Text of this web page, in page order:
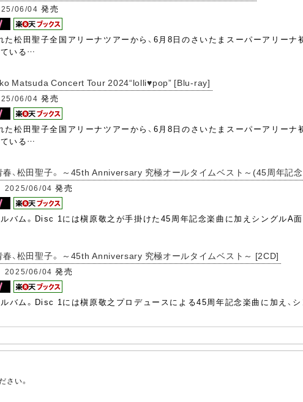
06/04 発売
松田聖子全国アリーナツアーから、6月8日のさいたまスーパーアリー
いる…
Matsuda Concert Tour 2024“lolli♥pop” [Blu-ray]
06/04 発売
松田聖子全国アリーナツアーから、6月8日のさいたまスーパーアリー
いる…
春、松田聖子。 ～45th Anniversary 究極オールタイムベスト～(45周年記
2025/06/04 発売
ルバム。Disc 1には槇原敬之が手掛けた45周年記念楽曲に加えシングル
、松田聖子。 ～45th Anniversary 究極オールタイムベスト～ [2CD]
2025/06/04 発売
ルバム。Disc 1には槇原敬之プロデュースによる45周年記念楽曲に加え
さい。